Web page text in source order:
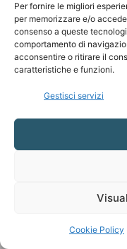
Per fornire le migliori
per memorizzare e/o
consenso a queste
comportamento di
acconsentire o ritirare il
caratteristiche e funzioni.
Gestisci servizi
Cookie Policy